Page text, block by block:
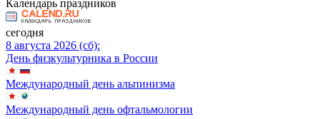
Календарь праздников
сегодня
8 августа 2026 (сб):
День физкультурника в России
Международный день альпинизма
Международный день офтальмологии